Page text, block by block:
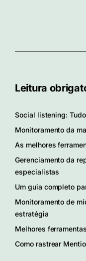
Leitura
Social listening:
Monitoramento da
As melhores
Gerenciamento da
especialistas
Um guia completo
Monitoramento de
estratégia
Melhores
Como rastrear